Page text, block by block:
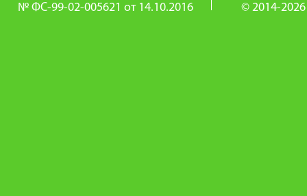
№ ФС-99-02-005621 от 14.10.2016
© 2014-